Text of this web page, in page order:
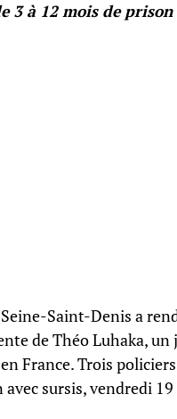
3 à 12 mois de prison
Seine-Saint-Denis a
de Théo Luhaka,
France. Trois
avec sursis, vendredi